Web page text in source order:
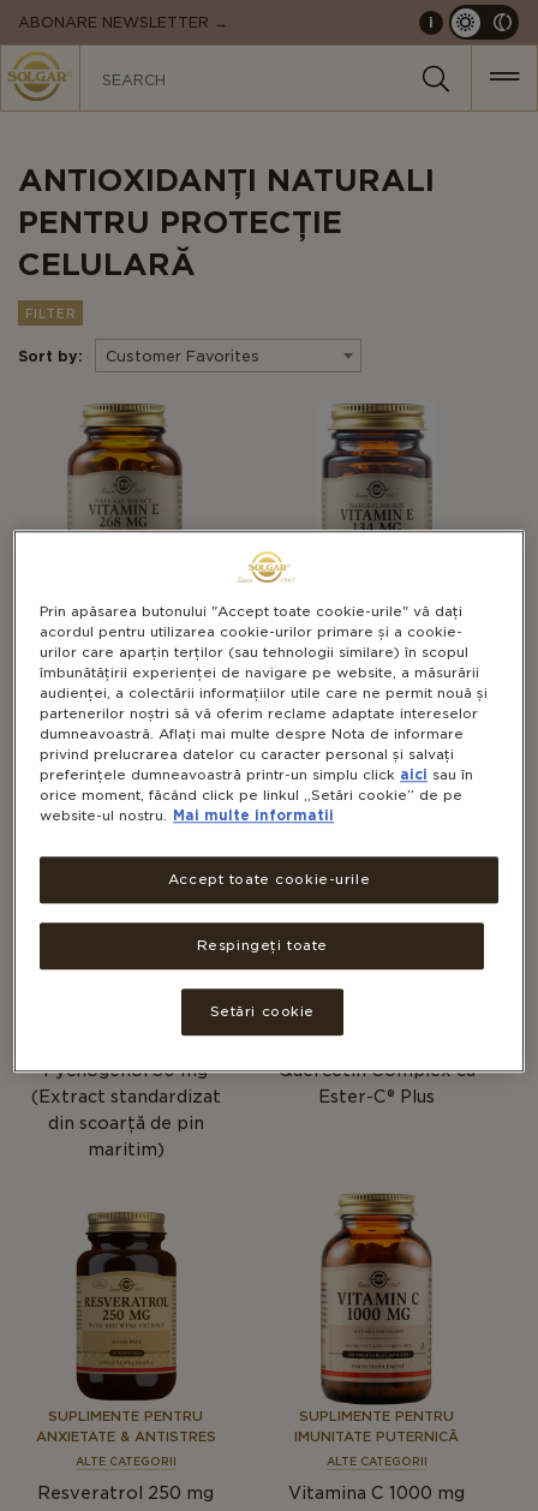
MAIN
NAVIGATION
ABONARE NEWSLETTER → i
ANTIOXIDANȚI NATURALI
PENTRU PROTECȚIE
CELULARĂ
FILTER
Sort by: Customer Favorites
SUPLIMENTE PENTRU PĂR,
UNGHII ȘI PIELE SĂNĂTOASĂ
ALTE CATEGORII
Vitamina E 268 mg
(400IU)
SUPLIMENTE PENTRU PĂR,
UNGHII ȘI PIELE SĂNĂTOASĂ
ALTE CATEGORII
Vitamina E 134 mg
(200IU)
SUPLIMENTE PENTRU PĂR,
UNGHII ȘI PIELE SĂNĂTOASĂ
Pycnogenol 30 mg
(Extract standardizat
din scoarță de pin
maritim)
SUPLIMENTE PENTRU PĂR,
UNGHII ȘI PIELE SĂNĂTOASĂ
ALTE CATEGORII
Quercetin Complex cu
Ester-C® Plus
SUPLIMENTE PENTRU
ANXIETATE & ANTISTRES
ALTE CATEGORII
Resveratrol 250 mg
SUPLIMENTE PENTRU
IMUNITATE PUTERNICĂ
ALTE CATEGORII
Vitamina C 1000 mg
Prin apăsarea butonului "Accept toate cookie-urile" vă dați
acordul pentru utilizarea cookie-urilor primare și a cookie-
urilor care aparțin terților (sau tehnologii similare) în scopul
îmbunătățirii experienței de navigare pe website, a măsurării
audienței, a colectării informațiilor utile care ne permit nouă și
partenerilor noștri să vă oferim reclame adaptate intereselor
dumneavoastră. Aflați mai multe despre Nota de informare
privind prelucrarea datelor cu caracter personal și salvați
preferințele dumneavoastră printr-un simplu click aici sau în
orice moment, făcând click pe linkul „Setări cookie” de pe
website-ul nostru. Mai multe informatii
Respingeți toate
Accept toate cookie-urile
Setări cookie